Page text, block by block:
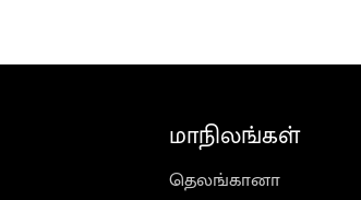
மாநிலங்கள்
தெலங்கானா